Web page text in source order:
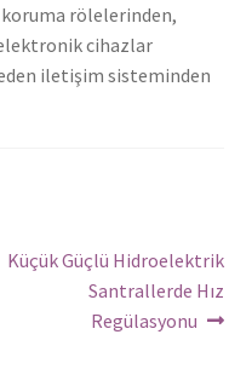
rölelerinden,
cihazlar
iletişim sisteminden
Sonraki
Küçük Güçlü Hidroelektrik
Santrallerde Hız
Regülasyonu